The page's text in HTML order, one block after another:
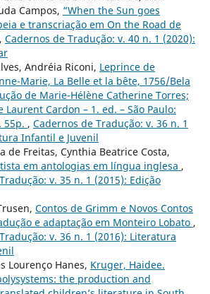
Campos, “When the Sun goes
e transcriação em On the Road de
, Cadernos de Tradução: v. 40 n. 1 (2020):
Andréia Riconi, Leprince de
Marie, La Belle et la bête, 1756/Bela
de Marie-Hélène Catherine Torres;
Laurent Cardon – 1. ed. – São Paulo:
55p. , Cadernos de Tradução: v. 36 n. 1
Infantil e Juvenil
de Freitas, Cynthia Beatrice Costa,
em antologias em língua inglesa ,
v. 35 n. 1 (2015): Edição
Contos de Grimm e Novos Contos
e adaptação em Monteiro Lobato ,
v. 36 n. 1 (2016): Literatura
Lourenço Hanes, Kruger, Haidee.
the production and